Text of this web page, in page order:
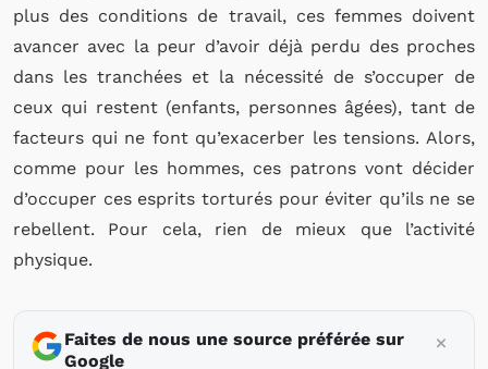
plus des conditions de travail, ces femmes doivent
avancer avec la peur d’avoir déjà perdu des proches
dans les tranchées et la nécessité de s’occuper de
ceux qui restent (enfants, personnes âgées), tant de
facteurs qui ne font qu’exacerber les tensions. Alors,
comme pour les hommes, ces patrons vont décider
d’occuper ces esprits torturés pour éviter qu’ils ne se
rebellent. Pour cela, rien de mieux que l’activité
physique.
Faites de nous une source préférée sur
Google